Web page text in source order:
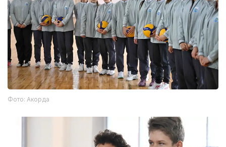
Фото: Акорда